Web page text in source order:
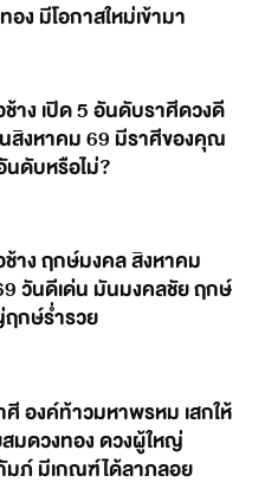
อง มีโอกาสใหม่เข้ามา
าง เปิด 5 อันดับราศีดวงดี
สิงหาคม 69 มีราศีของคุณ
ดับหรือไม่?
าง ฤกษ์มงคล สิงหาคม
วันดีเด่น มันมงคลชัย ฤกษ์
กษ์ร่ำรวย
ศี องค์ท้าวมหาพรหม เสกให้
มดวงทอง ดวงผู้ใหญ่
ภ์ มีเกณฑ์ได้ลาภลอย